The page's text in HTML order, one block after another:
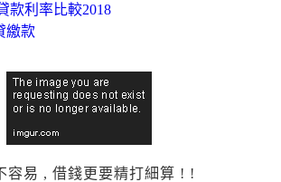
款利率比較2018
繳款
容易 , 借錢更要精打細算 ! !